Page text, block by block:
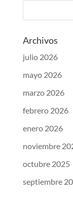
Archivos
julio 2026
mayo 2026
marzo 2026
febrero 2026
enero 2026
noviembre
octubre 2025
septiembre